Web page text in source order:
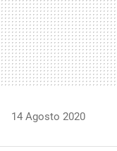
14 Agosto 2020